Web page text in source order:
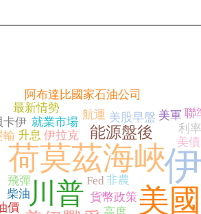
美國
荷莫茲海峽
川普
能源盤後
貨幣政策
美債
利率
升息
就業市場
非農
美股早盤
航運
飛彈
美軍
Fed
卡伊
最新情勢
柴油
阿布達比國家石油公司
輸
價
伊拉克
聯